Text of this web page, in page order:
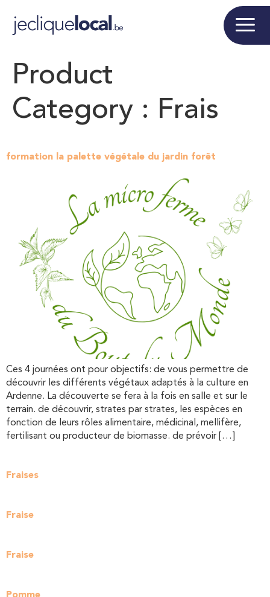
Product
Category : Frais
formation la palette végétale du jardin forêt
Ces 4 journées ont pour objectifs: de vous permettre de
découvrir les différents végétaux adaptés à la culture en
Ardenne. La découverte se fera à la fois en salle et sur le
terrain. de découvrir, strates par strates, les espèces en
fonction de leurs rôles alimentaire, médicinal, mellifère,
fertilisant ou producteur de biomasse. de prévoir […]
Fraises
Fraise
Fraise